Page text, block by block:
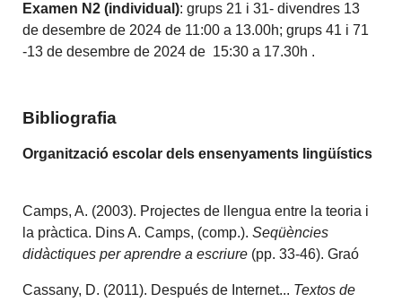
Examen N2 (individual): grups 21 i 31- divendres 13
de desembre de 2024 de 11:00 a 13.00h; grups 41 i 71
-13 de desembre de 2024 de 15:30 a 17.30h .
Bibliografia
Organització escolar dels ensenyaments lingüístics
Camps, A. (2003). Projectes de llengua entre la teoria i
la pràctica. Dins A. Camps, (comp.).Seqüències
didàctiques per aprendre a escriure (pp. 33-46). Graó
Cassany, D. (2011). Después de Internet... Textos de